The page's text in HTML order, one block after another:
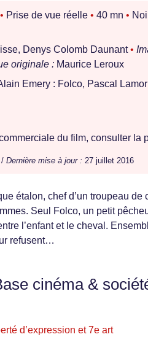
• Prise de vue réelle • 40 mn •
Denys Colomb Daunant•
originale : Maurice Leroux
Emery : Folco, Pascal
du film, consulter la
/ Dernière mise à jour : 27 juillet 2016
étalon, chef d’un troupeau
Seul Folco, un petit
l’enfant et le cheval.
refusent…
cinéma &
d’expression et 7e art